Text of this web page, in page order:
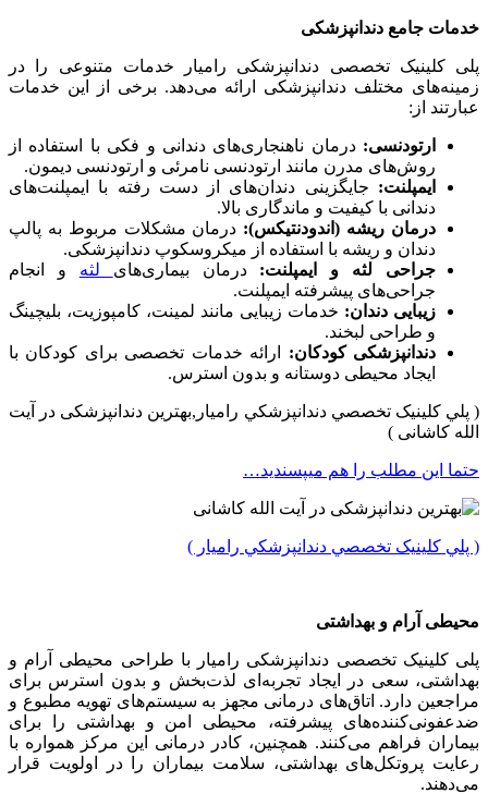
خدمات جامع دندانپزشکی
پلی کلینیک تخصصی دندانپزشکی رامیار خدمات متنوعی را در
زمینه‌های مختلف دندانپزشکی ارائه می‌دهد. برخی از این خدمات
عبارتند از:
ارتودنسی: درمان ناهنجاری‌های دندانی و فکی با استفاده از
روش‌های مدرن مانند ارتودنسی نامرئی و ارتودنسی دیمون.
ایمپلنت: جایگزینی دندان‌های از دست رفته با ایمپلنت‌های
دندانی با کیفیت و ماندگاری بالا.
درمان ریشه (اندودنتیکس): درمان مشکلات مربوط به پالپ
دندان و ریشه با استفاده از میکروسکوپ دندانپزشکی.
جراحی لثه و ایمپلنت: درمان بیماری‌های لثه و انجام
جراحی‌های پیشرفته ایمپلنت.
زیبایی دندان: خدمات زیبایی مانند لمینت، کامپوزیت، بلیچینگ
و طراحی لبخند.
دندانپزشکی کودکان: ارائه خدمات تخصصی برای کودکان با
ایجاد محیطی دوستانه و بدون استرس.
( پلي کلينیک تخصصي دندانپزشکي راميار,بهترین دندانپزشکی در آیت
الله کاشانی )
حتما این مطلب را هم میپسندید…
( پلي کلينیک تخصصي دندانپزشکي راميار )
محیطی آرام و بهداشتی
پلی کلینیک تخصصی دندانپزشکی رامیار با طراحی محیطی آرام و
بهداشتی، سعی در ایجاد تجربه‌ای لذت‌بخش و بدون استرس برای
مراجعین دارد. اتاق‌های درمانی مجهز به سیستم‌های تهویه مطبوع و
ضدعفونی‌کننده‌های پیشرفته، محیطی امن و بهداشتی را برای
بیماران فراهم می‌کنند. همچنین، کادر درمانی این مرکز همواره با
رعایت پروتکل‌های بهداشتی، سلامت بیماران را در اولویت قرار
می‌دهند.